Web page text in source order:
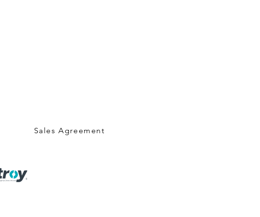
Sales Agreement